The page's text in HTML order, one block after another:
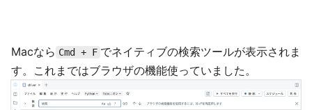
Macなら Cmd + F でネイティブの検索ツールが表示されま
す。これまではブラウザの機能使っていました。